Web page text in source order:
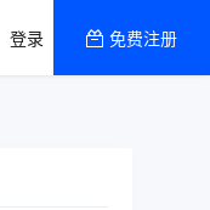
登录 免费注册